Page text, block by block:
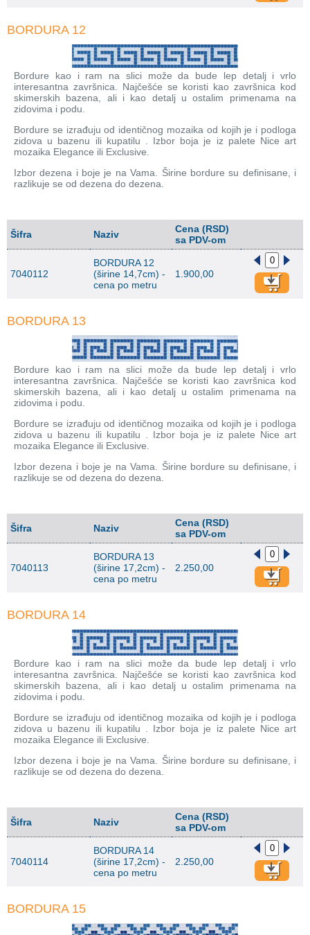
BORDURA 12
Bordure kao i ram na slici može da bude lep detalj i vrlo
interesantna završnica. Najčešće se koristi kao završnica kod
skimerskih bazena, ali i kao detalj u ostalim primenama na
zidovima i podu.
Bordure se izrađuju od identičnog mozaika od kojih je i podloga
zidova u bazenu ili kupatilu . Izbor boja je iz palete Nice art
mozaika Elegance ili Exclusive.
Izbor dezena i boje je na Vama. Širine bordure su definisane, i
razlikuje se od dezena do dezena.
Šifra Naziv
Cena (RSD)
sa PDV-om
7040112
BORDURA 12
(širine 14,7cm) -
cena po metru
1.900,00
BORDURA 13
Bordure kao i ram na slici može da bude lep detalj i vrlo
interesantna završnica. Najčešće se koristi kao završnica kod
skimerskih bazena, ali i kao detalj u ostalim primenama na
zidovima i podu.
Bordure se izrađuju od identičnog mozaika od kojih je i podloga
zidova u bazenu ili kupatilu . Izbor boja je iz palete Nice art
mozaika Elegance ili Exclusive.
Izbor dezena i boje je na Vama. Širine bordure su definisane, i
razlikuje se od dezena do dezena.
Šifra Naziv
Cena (RSD)
sa PDV-om
7040113
BORDURA 13
(širine 17,2cm) -
cena po metru
2.250,00
BORDURA 14
Bordure kao i ram na slici može da bude lep detalj i vrlo
interesantna završnica. Najčešće se koristi kao završnica kod
skimerskih bazena, ali i kao detalj u ostalim primenama na
zidovima i podu.
Bordure se izrađuju od identičnog mozaika od kojih je i podloga
zidova u bazenu ili kupatilu . Izbor boja je iz palete Nice art
mozaika Elegance ili Exclusive.
Izbor dezena i boje je na Vama. Širine bordure su definisane, i
razlikuje se od dezena do dezena.
Šifra Naziv
Cena (RSD)
sa PDV-om
7040114
BORDURA 14
(širine 17,2cm) -
cena po metru
2.250,00
BORDURA 15